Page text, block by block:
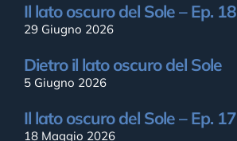
Il lato oscuro del Sole – Ep. 18
29 Giugno 2026
Dietro il lato oscuro del Sole
5 Giugno 2026
Il lato oscuro del Sole – Ep. 17
18 Maggio 2026